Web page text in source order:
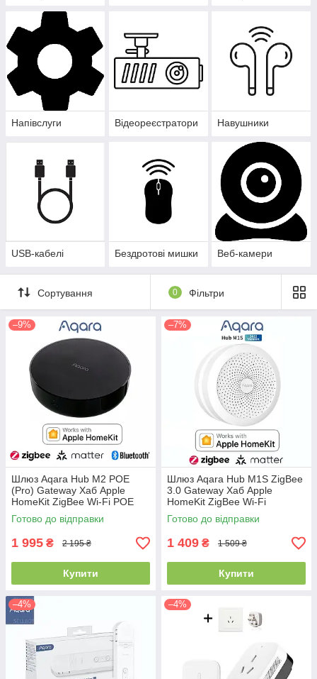
Напівслуги Відеореєстратори Навушники
USB-кабелі Бездротові мишки Веб-камери
Сортування 0 Фільтри
–9%
Шлюз Aqara Hub M2 POE
(Pro) Gateway Хаб Apple
HomeKit ZigBee Wi-Fi POE
(ZHWG19LM)
Готово до відправки
1 995 ₴ 2 195 ₴
Купити
–7%
Шлюз Aqara Hub M1S ZigBee
3.0 Gateway Хаб Apple
HomeKit ZigBee Wi-Fi
(ZHWG20LM/ZHWG15LM)
Готово до відправки
1 409 ₴ 1 509 ₴
Купити
–4% –4%